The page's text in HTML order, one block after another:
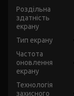
Роздільна
здатність
екрану
Тип екрану
Частота
оновлення
екрану
Технологія
захисного